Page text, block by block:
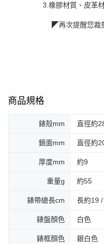
3.橡膠材質、皮革
◤再次提醒您裁
商品規格
錶殼mm 直徑約
鏡面mm 直徑約
厚度mm 約9
重量g 約55
錶帶總長cm 長約19
錶盤顏色 白色
錶框顏色 銀白色